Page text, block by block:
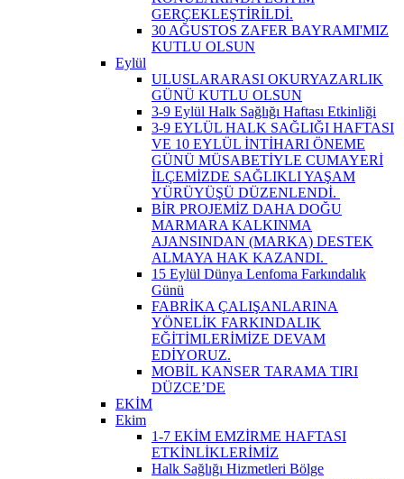
GERÇEKLEŞTİRİLDİ.
30 AĞUSTOS ZAFER BAYRAMI'MIZ
KUTLU OLSUN
Eylül
ULUSLARARASI OKURYAZARLIK
GÜNÜ KUTLU OLSUN
3-9 Eylül Halk Sağlığı Haftası Etkinliği
3-9 EYLÜL HALK SAĞLIĞI HAFTASI
VE 10 EYLÜL İNTİHARI ÖNEME
GÜNÜ MÜSABETİYLE CUMAYERİ
İLÇEMİZDE SAĞLIKLI YAŞAM
YÜRÜYÜŞÜ DÜZENLENDİ. ​
BİR PROJEMİZ DAHA DOĞU
MARMARA KALKINMA
AJANSINDAN (MARKA) DESTEK
ALMAYA HAK KAZANDI. ​
15 Eylül Dünya Lenfoma Farkındalık
Günü
FABRİKA ÇALIŞANLARINA
YÖNELİK FARKINDALIK
EĞİTİMLERİMİZE DEVAM
EDİYORUZ.
MOBİL KANSER TARAMA TIRI
DÜZCE’DE
EKİM
Ekim
1-7 EKİM EMZİRME HAFTASI
ETKİNLİKLERİMİZ
Halk Sağlığı Hizmetleri Bölge